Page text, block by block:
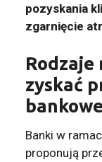
pozyskania
zgarnięcie
Rodzaje
zyskać
Banki w
proponują